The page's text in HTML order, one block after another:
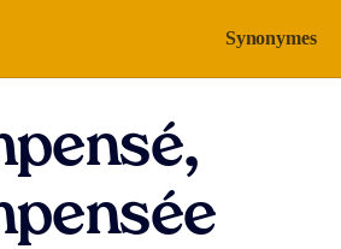
Synonymes